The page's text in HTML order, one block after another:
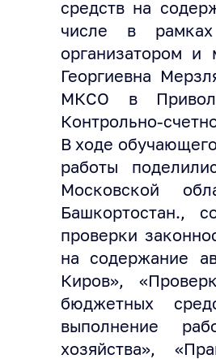
средств на
числе в рамках
организатором и
Георгиевна
МКСО в
Контрольно-
В ходе
работы
Московской
Башкортостан.,
проверки
на содержание
Киров»,
бюджетных
выполнение
хозяйства»,